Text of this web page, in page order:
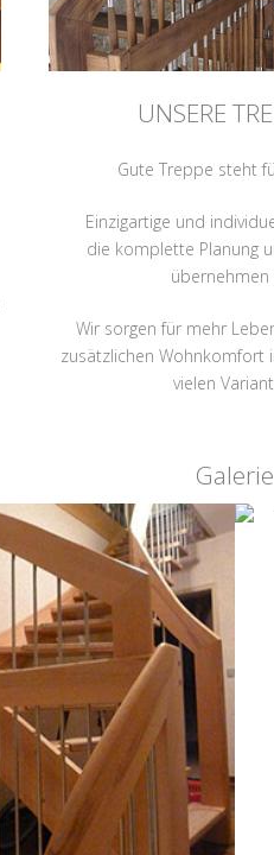
UNSERE
Gute Treppe steht
Einzigartige und
die komplette Planung
übernehmen
Wir sorgen für mehr
zusätzlichen Wohnkomfort
vielen
Galerie